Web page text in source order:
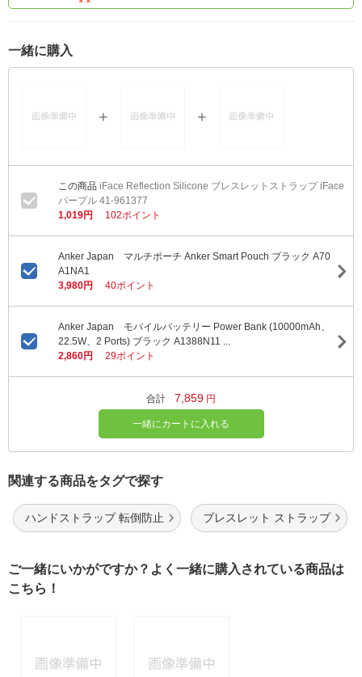
一緒に購入
iFace Reflection Silicone ブレスレットストラップ iFace
パープル 41-961377
1,019円
102ポイント
Anker Japan マルチポーチ Anker Smart Pouch ブラック A70
A1NA1
3,980円
40ポイント
Anker Japan モバイルバッテリー Power Bank (10000mAh、
22.5W、2 Ports) ブラック A1388N11 ...
2,860円
29ポイント
合計 7,859 円
一緒にカートに入れる
関連する商品をタグで探す
ハンドストラップ 転倒防止 ブレスレット ストラップ
ご一緒にいかがですか？よく一緒に購入されている商品は
こちら！